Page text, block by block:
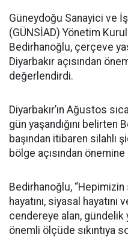
Güneydoğu Sanayici ve
(GÜNSİAD) Yönetim
Bedirhanoğlu, çerçeve
Diyarbakır açısından
değerlendirdi.
Diyarbakır’ın Ağustos
gün yaşandığını belirten
başından itibaren silahlı
bölge açısından
Bedirhanoğlu, “Hepimizin
hayatını, siyasal hayatını
cendereye alan, gündelik
önemli ölçüde sıkıntıya